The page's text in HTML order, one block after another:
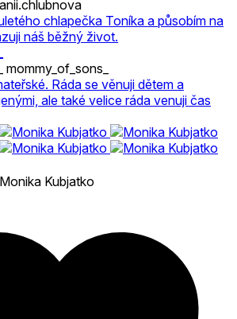
chlapečka Toníka a působím na
náš běžný život.
mommy_of_sons_
Ráda se věnuji dětem a
ale také velice ráda venuji čas
Monika Kubjatko